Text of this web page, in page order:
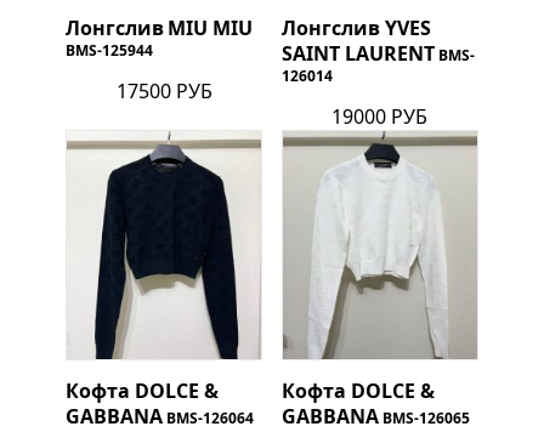
ЛонгсливMIU MIU
BMS-125944
17500 РУБ
ЛонгсливYVES
SAINT LAURENT BMS-
126014
19000 РУБ
Кофта DOLCE &
GABBANA BMS-126064
Кофта DOLCE &
GABBANA BMS-126065